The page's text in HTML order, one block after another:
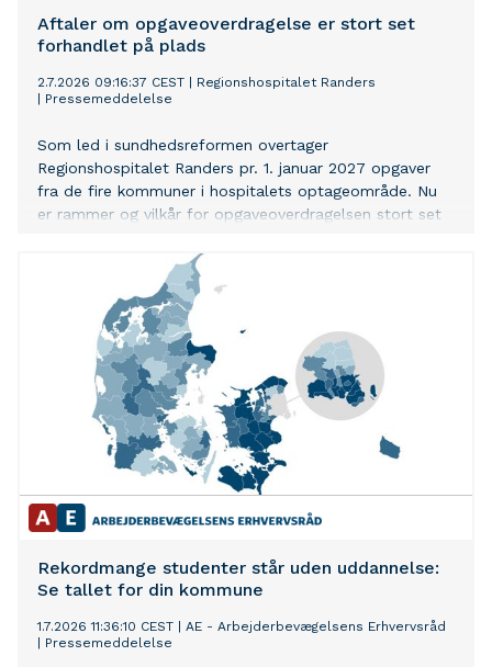
Aftaler om opgaveoverdragelse er stort set
forhandlet på plads
2.7.2026 09:16:37 CEST
Regionshospitalet Randers
Pressemeddelelse
Som led i sundhedsreformen overtager
Regionshospitalet Randers pr. 1. januar 2027 opgaver
fra de fire kommuner i hospitalets optageområde. Nu
er rammer og vilkår for opgaveoverdragelsen stort set
Rekordmange studenter står uden uddannelse:
Se tallet for din kommune
1.7.2026 11:36:10 CEST
AE - Arbejderbevægelsens Erhvervsråd
Pressemeddelelse